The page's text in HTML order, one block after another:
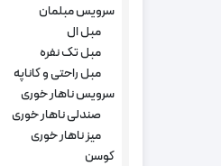
سرویس مبلمان
مبل ال
مبل تک نفره
مبل راحتی و کاناپه
سرویس ناهار خوری
صندلی ناهار خوری
میز ناهار خوری
کوسن